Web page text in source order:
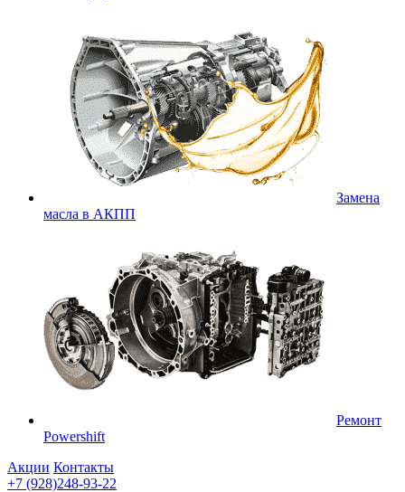
Замена
масла в АКПП
Ремонт
Powershift
Акции Контакты
+7 (928)248-93-22